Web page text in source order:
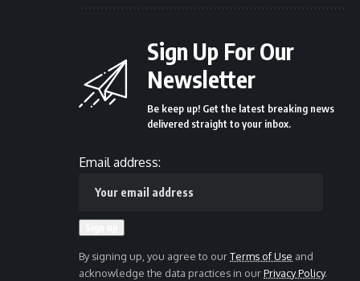
Sign Up For Our
Newsletter
Be keep up! Get the latest breaking news
delivered straight to your inbox.
Email address:
By signing up, you agree to ourTerms of Use and
acknowledge the data practices in ourPrivacy Policy.